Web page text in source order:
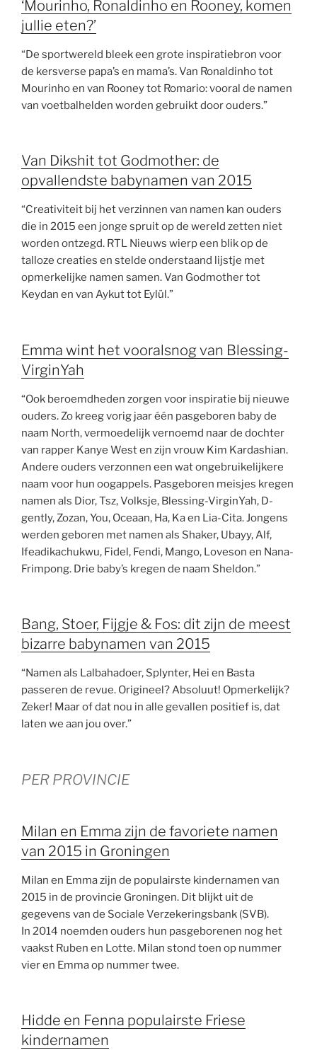
‘Mourinho, Ronaldinho en Rooney, komen
jullie eten?’
“De sportwereld bleek een grote inspiratiebron voor
de kersverse papa’s en mama’s. Van Ronaldinho tot
Mourinho en van Rooney tot Romario: vooral de namen
van voetbalhelden worden gebruikt door ouders.”
Van Dikshit tot Godmother: de
opvallendste babynamen van 2015
“Creativiteit bij het verzinnen van namen kan ouders
die in 2015 een jonge spruit op de wereld zetten niet
worden ontzegd. RTL Nieuws wierp een blik op de
talloze creaties en stelde onderstaand lijstje met
opmerkelijke namen samen. Van Godmother tot
Keydan en van Aykut tot Eylül.”
Emma wint het vooralsnog van Blessing-
VirginYah
“Ook beroemdheden zorgen voor inspiratie bij nieuwe
ouders. Zo kreeg vorig jaar één pasgeboren baby de
naam North, vermoedelijk vernoemd naar de dochter
van rapper Kanye West en zijn vrouw Kim Kardashian.
Andere ouders verzonnen een wat ongebruikelijkere
naam voor hun oogappels. Pasgeboren meisjes kregen
namen als Dior, Tsz, Volksje, Blessing-VirginYah, D-
gently, Zozan, You, Oceaan, Ha, Ka en Lia-Cita. Jongens
werden geboren met namen als Shaker, Ubayy, Alf,
Ifeadikachukwu, Fidel, Fendi, Mango, Loveson en Nana-
Frimpong. Drie baby’s kregen de naam Sheldon.”
Bang, Stoer, Fijgje & Fos: dit zijn de meest
bizarre babynamen van 2015
“Namen als Lalbahadoer, Splynter, Hei en Basta
passeren de revue. Origineel? Absoluut! Opmerkelijk?
Zeker! Maar of dat nou in alle gevallen positief is, dat
laten we aan jou over.”
PER PROVINCIE
Milan en Emma zijn de favoriete namen
van 2015 in Groningen
Milan en Emma zijn de populairste kindernamen van
2015 in de provincie Groningen. Dit blijkt uit de
gegevens van de Sociale Verzekeringsbank (SVB).
In 2014 noemden ouders hun pasgeborenen nog het
vaakst Ruben en Lotte. Milan stond toen op nummer
vier en Emma op nummer twee.
Hidde en Fenna populairste Friese
kindernamen